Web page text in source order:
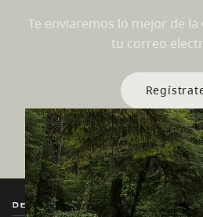
Te enviaremos lo mejor de
tu correo
Destination BC